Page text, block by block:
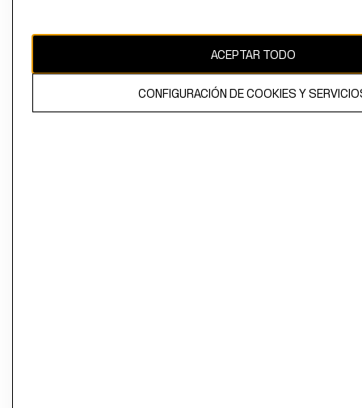
CAMBIAR REGIÓN
ACEPTAR TODO
CONFIGURACIÓN DE COOKIES Y